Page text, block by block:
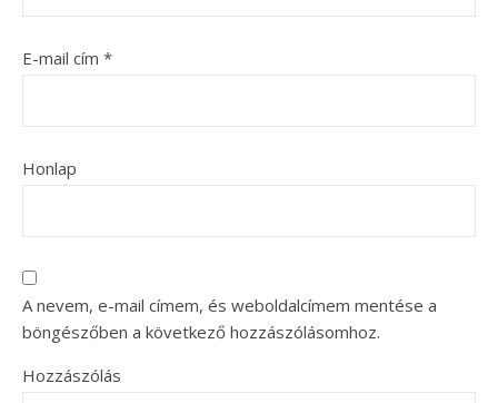
E-mail cím *
Honlap
A nevem, e-mail címem, és weboldalcímem mentése a
böngészőben a következő hozzászólásomhoz.
Hozzászólás